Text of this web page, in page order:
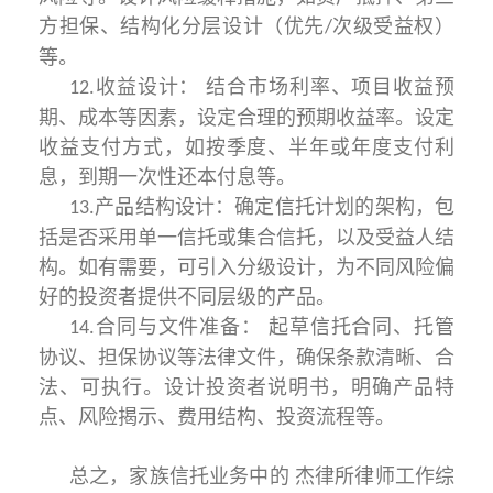
方担保、结构化分层设计（优先/次级受益权）
等。
12.收益设计： 结合市场利率、项目收益预
期、成本等因素，设定合理的预期收益率。设定
收益支付方式，如按季度、半年或年度支付利
息，到期一次性还本付息等。
13.产品结构设计：确定信托计划的架构，包
括是否采用单一信托或集合信托，以及受益人结
构。如有需要，可引入分级设计，为不同风险偏
好的投资者提供不同层级的产品。
14.合同与文件准备： 起草信托合同、托管
协议、担保协议等法律文件，确保条款清晰、合
法、可执行。设计投资者说明书，明确产品特
点、风险揭示、费用结构、投资流程等。
总之，家族信托业务中的 杰律所律师工作综